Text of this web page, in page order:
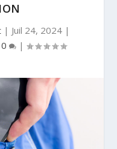
| Juil 24, 2024|
0 |